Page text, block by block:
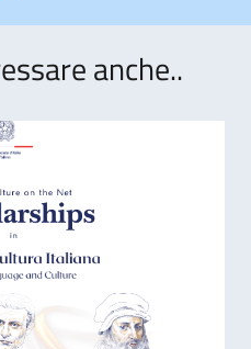
anche..